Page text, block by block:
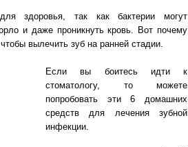
здоровья, так как бактерии могут
и даже проникнуть кровь. Вот почему
вылечить зуб на ранней стадии.
Если вы боитесь идти к
стоматологу, то можете
попробовать эти 6 домашних
средств для лечения зубной
инфекции.